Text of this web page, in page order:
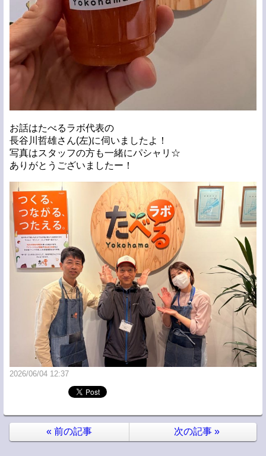
お話はたべるラボ代表の
長谷川哲雄さん(左)に伺いましたよ！
写真はスタッフの方も一緒にパシャリ☆
ありがとうございましたー！
2026/06/04 12:37
« 前の記事 次の記事 »